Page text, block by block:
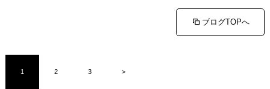
ブログTOPへ
1 2 3 >